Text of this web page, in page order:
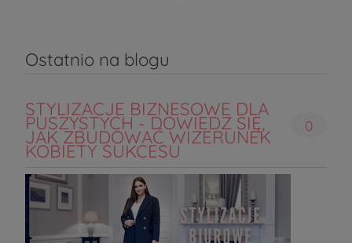
Ostatnio na blogu
STYLIZACJE BIZNESOWE DLA
PUSZYSTYCH - DOWIEDZ SIĘ,
JAK ZBUDOWAĆ WIZERUNEK
KOBIETY SUKCESU
0